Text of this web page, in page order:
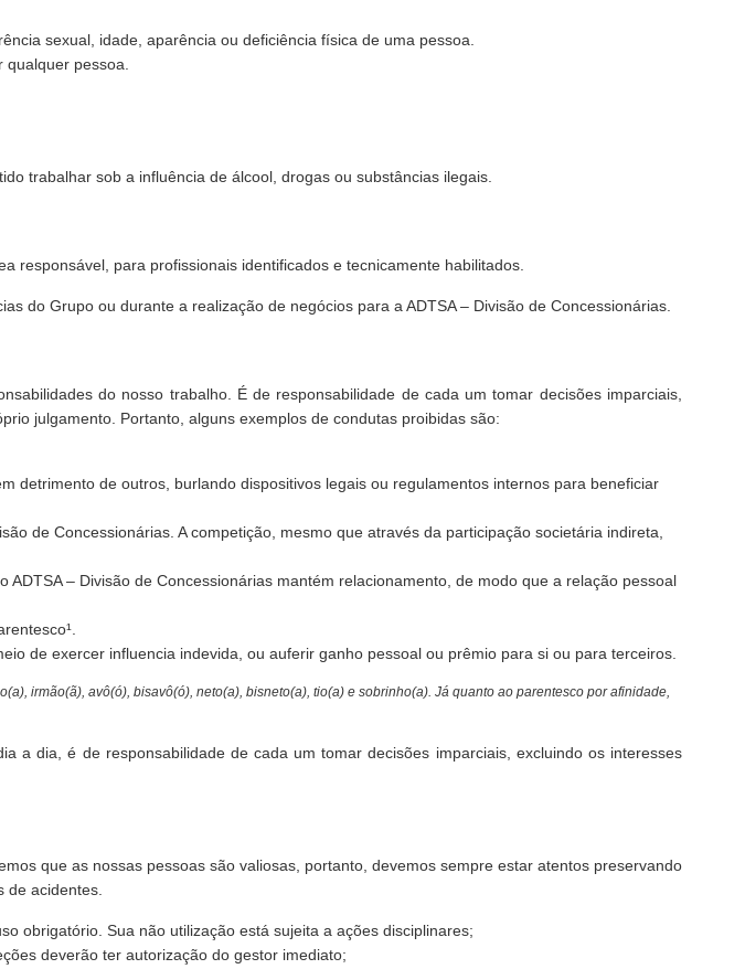
sexual, idade, aparência ou deficiência física de uma pessoa.
pessoa.
trabalhar sob a influência de álcool, drogas ou substâncias ilegais.
responsável, para profissionais identificados e tecnicamente habilitados.
do Grupo ou durante a realização de negócios para a ADTSA – Divisão de Concessionárias.
do nosso trabalho. É de responsabilidade de cada um tomar decisões imparciais,
julgamento. Portanto, alguns exemplos de condutas proibidas são:
detrimento de outros, burlando dispositivos legais ou regulamentos internos para beneficiar
de Concessionárias. A competição, mesmo que através da participação societária indireta,
– Divisão de Concessionárias mantém relacionamento, de modo que a relação pessoal
de exercer influencia indevida, ou auferir ganho pessoal ou prêmio para si ou para terceiros.
irmão(ã), avô(ó), bisavô(ó), neto(a), bisneto(a), tio(a) e sobrinho(a). Já quanto ao parentesco por afinidade,
a dia, é de responsabilidade de cada um tomar decisões imparciais, excluindo os interesses
que as nossas pessoas são valiosas, portanto, devemos sempre estar atentos preservando
de acidentes.
obrigatório. Sua não utilização está sujeita a ações disciplinares;
deverão ter autorização do gestor imediato;